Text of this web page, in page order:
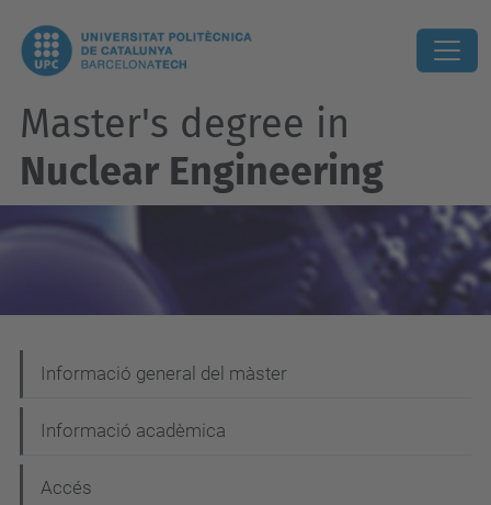
Master's degree in
Nuclear Engineering
a
v
Informació general del màster
Informació acadèmica
Accés